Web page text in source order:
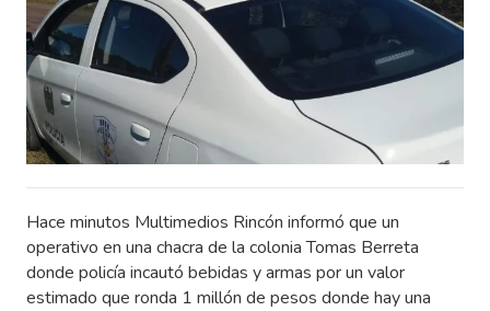
Hace minutos Multimedios Rincón informó que un
operativo en una chacra de la colonia Tomas Berreta
donde policía incautó bebidas y armas por un valor
estimado que ronda 1 millón de pesos donde hay una